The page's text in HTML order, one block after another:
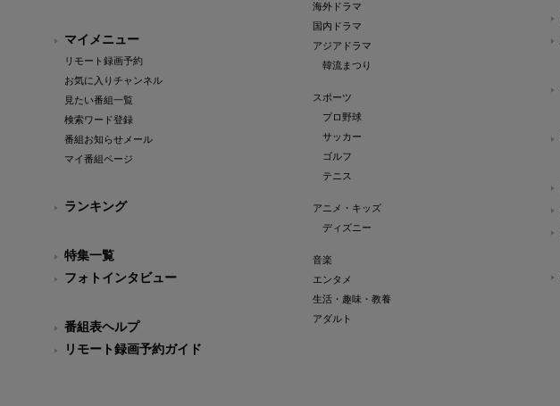
マイメニュー
リモート録画予約
お気に入りチャンネル
見たい番組一覧
検索ワード登録
番組お知らせメール
マイ番組ページ
ランキング
特集一覧
フォトインタビュー
番組表ヘルプ
リモート録画予約ガイド
海外ドラマ
国内ドラマ
アジアドラマ
韓流まつり
スポーツ
プロ野球
サッカー
ゴルフ
テニス
アニメ・キッズ
ディズニー
音楽
エンタメ
生活・趣味・教養
アダルト